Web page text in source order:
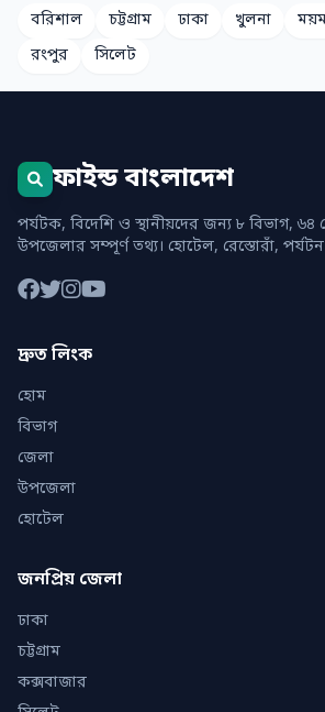
বরিশাল
চট্টগ্রাম ঢাকা খুলনা
রংপুর
সিলেট
ফাইন্ড বাংলাদেশ
পর্যটক, বিদেশি ও স্থানীয়দের জন্য ৮ বিভাগ,
উপজেলার সম্পূর্ণ তথ্য। হোটেল, রেস্তোরাঁ,
দ্রুত লিংক
হোম
বিভাগ
জেলা
উপজেলা
হোটেল
জনপ্রিয় জেলা
ঢাকা
চট্টগ্রাম
কক্সবাজার